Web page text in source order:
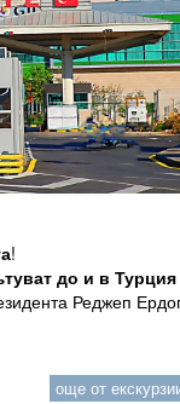
!
до и в Турция
Реджеп
още от